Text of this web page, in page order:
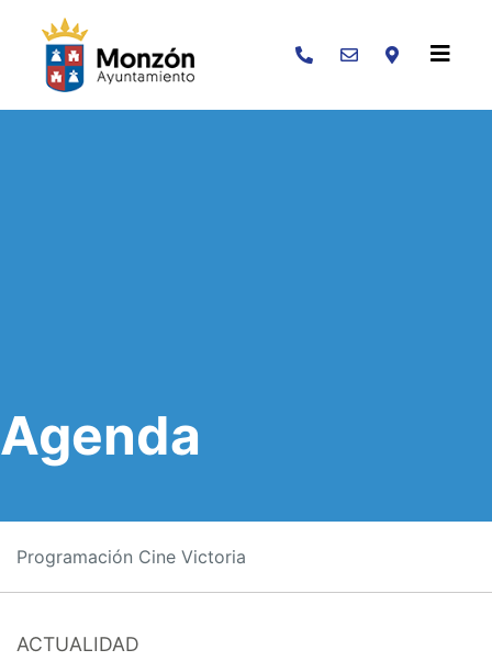
Buscar
Agenda
Programación Cine Victoria
ACTUALIDAD